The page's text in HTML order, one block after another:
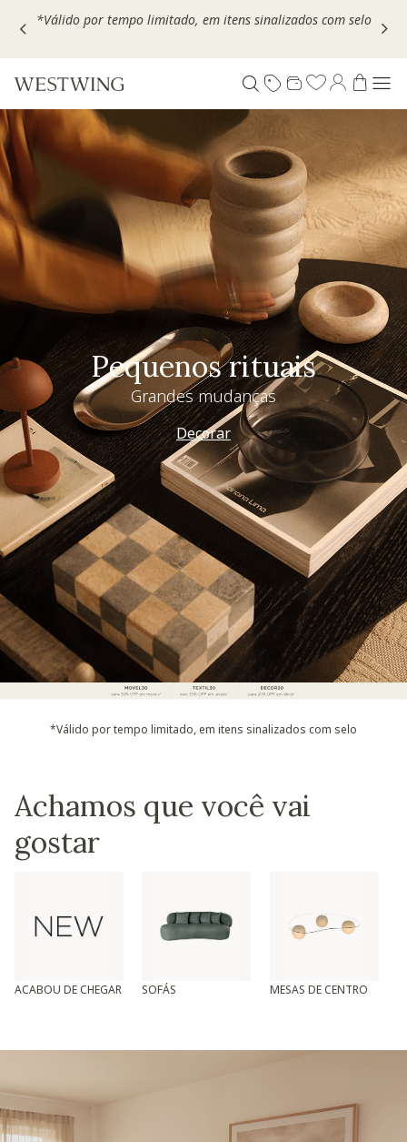
Escolha seu VOUCHER e ganhe até 30% OFF*: useMOVEL30,
Pequenos rituais
Grandes mudanças
Decorar
*Válido por tempo limitado, em itens sinalizados com selo
Achamos que você vai
gostar
ACABOU DE CHEGAR SOFÁS MESAS DE CENTRO